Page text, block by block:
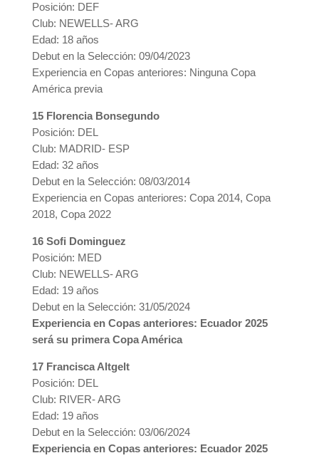
Posición: DEF
Club: NEWELLS- ARG
Edad: 18 años
Debut en la Selección: 09/04/2023
Experiencia en Copas anteriores: Ninguna Copa
América previa
15 Florencia Bonsegundo
Posición: DEL
Club: MADRID- ESP
Edad: 32 años
Debut en la Selección: 08/03/2014
Experiencia en Copas anteriores: Copa 2014, Copa
2018, Copa 2022
16 Sofi Dominguez
Posición: MED
Club: NEWELLS- ARG
Edad: 19 años
Debut en la Selección: 31/05/2024
Experiencia en Copas anteriores: Ecuador 2025
será su primera Copa América
17 Francisca Altgelt
Posición: DEL
Club: RIVER- ARG
Edad: 19 años
Debut en la Selección: 03/06/2024
Experiencia en Copas anteriores: Ecuador 2025